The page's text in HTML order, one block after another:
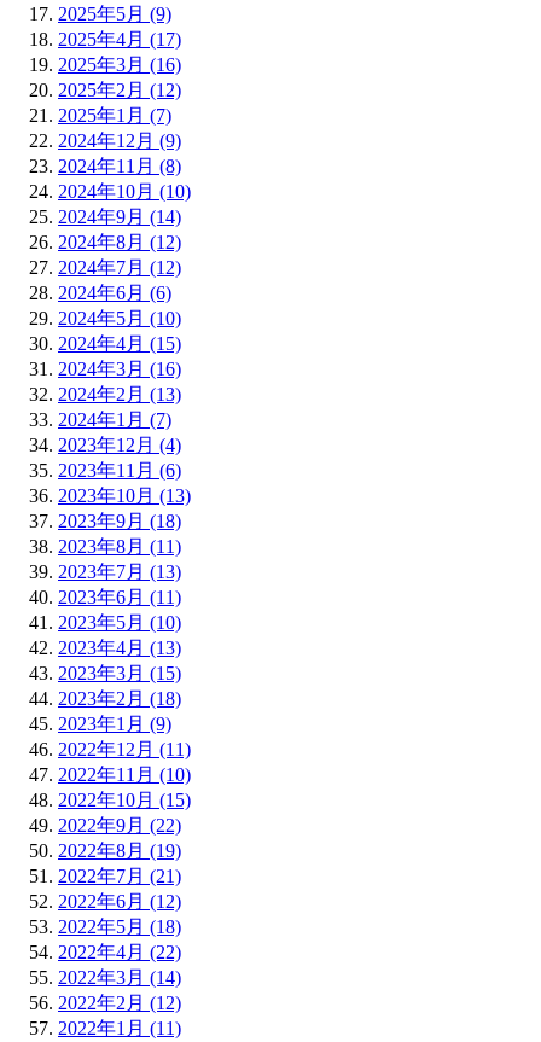
2025年5月 (9)
2025年4月 (17)
2025年3月 (16)
2025年2月 (12)
2025年1月 (7)
2024年12月 (9)
2024年11月 (8)
2024年10月 (10)
2024年9月 (14)
2024年8月 (12)
2024年7月 (12)
2024年6月 (6)
2024年5月 (10)
2024年4月 (15)
2024年3月 (16)
2024年2月 (13)
2024年1月 (7)
2023年12月 (4)
2023年11月 (6)
2023年10月 (13)
2023年9月 (18)
2023年8月 (11)
2023年7月 (13)
2023年6月 (11)
2023年5月 (10)
2023年4月 (13)
2023年3月 (15)
2023年2月 (18)
2023年1月 (9)
2022年12月 (11)
2022年11月 (10)
2022年10月 (15)
2022年9月 (22)
2022年8月 (19)
2022年7月 (21)
2022年6月 (12)
2022年5月 (18)
2022年4月 (22)
2022年3月 (14)
2022年2月 (12)
2022年1月 (11)